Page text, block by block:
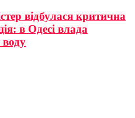
відбулася критична
в Одесі влада